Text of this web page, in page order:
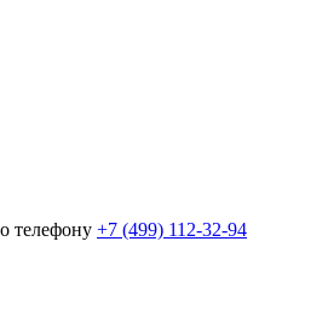
телефону +7 (499) 112-32-94